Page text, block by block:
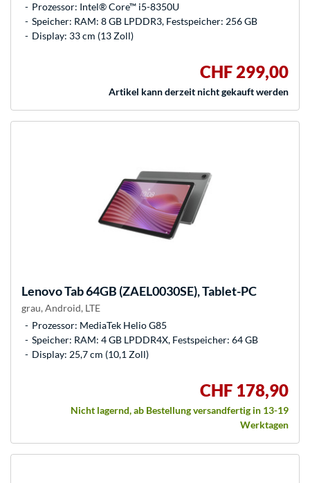
Prozessor: Intel® Core™ i5-8350U
Speicher: RAM: 8 GB LPDDR3, Festspeicher: 256 GB
Display: 33 cm (13 Zoll)
CHF 299,00
Artikel kann derzeit nicht gekauft werden
LenovoTab 64GB (ZAEL0030SE), Tablet-PC
grau, Android, LTE
Prozessor: MediaTek Helio G85
Speicher: RAM: 4 GB LPDDR4X, Festspeicher: 64 GB
Display: 25,7 cm (10,1 Zoll)
CHF 178,90
Nicht lagernd, ab Bestellung versandfertig in 13-19
Werktagen